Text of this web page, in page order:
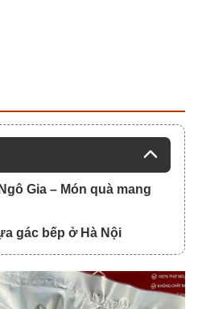
Gia – Món quà mang
gác bếp ở Hà Nội